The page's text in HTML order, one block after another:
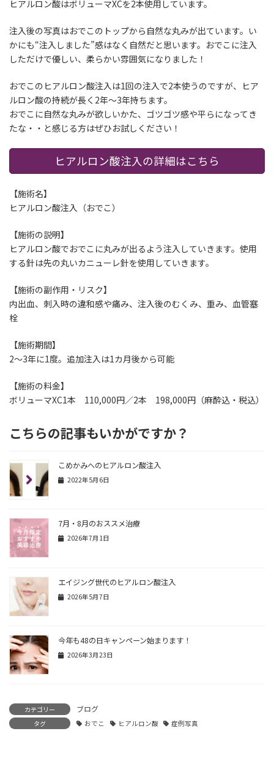
ヒアルロン酸はボリューマXCを2本使用しています。
注入後の写真はおでこのトップから自然な丸みが出ています。い
かにも“注入しました”感はなく自然だと思います。おでこに注入
しただけで優しい、柔らかい雰囲気になりました！
おでこのヒアルロン酸注入は1回の注入で2本使うのですが、ヒア
ルロン酸の持続が長く2年～3年持ちます。
おでこに自然な丸みが欲しいかた、ゴツゴツ感や平らになってき
たな・・と感じる方はぜひお試しください！
ヒアルロン酸注入の詳細はこちら
【施術名】
ヒアルロン酸注入（おでこ）
【施術の説明】
ヒアルロン酸でおでこに丸みが出るよう注入していきます。使用
する針は先の丸いカニューレ針を使用していきます。
【施術の副作用・リスク】
内出血、刺入時の違和感や痛み、注入後のむくみ、重み、血管塞
栓
【施術期間】
2～3年に1度。追加注入は1カ月後から可能
【施術の料金】
ボリューマXC1本 110,000円／2本 198,000円（麻酔込・税込）
こちらの記事もいかがですか？
こめかみへのヒアルロン酸注入
2022年5月6日
7月・8月のおススメ治療
2026年7月1日
エイジング世代のヒアルロン酸注入
2026年5月7日
今年も48の日キャンペーン始まります！
2026年3月23日
カテゴリー ブログ
タグ おでこ ヒアルロン酸 症例写真